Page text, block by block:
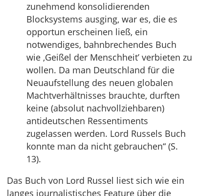
zunehmend konsolidierenden
Blocksystems ausging, war es, die es
opportun erscheinen ließ, ein
notwendiges, bahnbrechendes Buch
wie ‚Geißel der Menschheit’ verbieten zu
wollen. Da man Deutschland für die
Neuaufstellung des neuen globalen
Machtverhältnisses brauchte, durften
keine (absolut nachvollziehbaren)
antideutschen Ressentiments
zugelassen werden. Lord Russels Buch
konnte man da nicht gebrauchen“ (S.
13).
Das Buch von Lord Russel liest sich wie ein
langes journalistisches Feature über die